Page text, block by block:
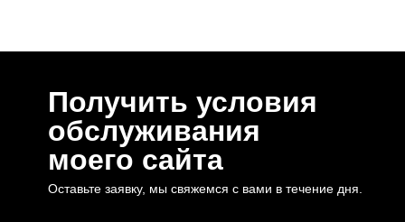
Получить условия
обслуживания
моего сайта
Оставьте заявку, мы свяжемся с вами в течение дня.